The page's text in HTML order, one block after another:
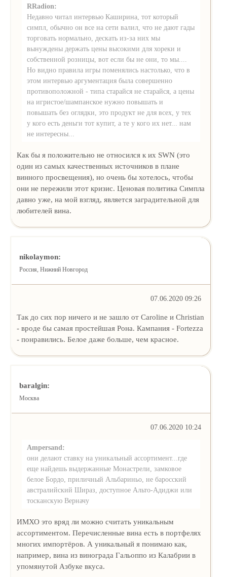
RRadion:
Недавно читал интервью Каширина, тот который
симпл, обычно он все на сети валил, что не дают гады
торговать нормально, дескать из-за них мы
вынуждены держать цены высокими для хореки и
собственной розницы, вот если бы не они, то мы....
Но видно правила игры поменялись настолько, что в
этом интервью аргументация была совершенно
противоположной - типа старайся не старайся, а цены
на игристое/шампанское нужно повышать и
повышать без оглядки, это продукт не для всех, у тех
у кого есть деньги тот купит, а те у кого их нет... нам
не интересны...
Как бы я положительно не относился к их SWN (это
один из самых качественных источников в плане
винного просвещения), но очень бы хотелось, чтобы
они не пережили этот кризис. Ценовая политика Симпла
давно уже, на мой взгляд, является заградительной для
любителей вина.
nikolaymon:
Россия, Нижний Новгород
07.06.2020 09:26
Так до сих пор ничего и не зашло от Caroline и Christian
- вроде бы самая простейшая Рона. Кампания - Fortezza
- понравились. Белое даже больше, чем красное.
baralgin:
Москва
07.06.2020 10:24
Ampersand:
они делают ставку на уникальный ассортимент...где
еще найдешь выдержанные Монастрели, замковое
белое Бордо, приличный Альбариньо, не баросский
австралийский Шираз, доступное Альто-Адиджи или
тосканскую Верначу
ИМХО это вряд ли можно считать уникальным
ассортиментом. Перечисленные вина есть в портфелях
многих импортёров. А уникальный я понимаю как,
например, вина из винограда Гальоппо из Калабрии в
упомянутой Азбуке вкуса.